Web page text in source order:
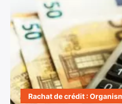
Rachat de crédit :
COMPARATEUR CRÉDIT